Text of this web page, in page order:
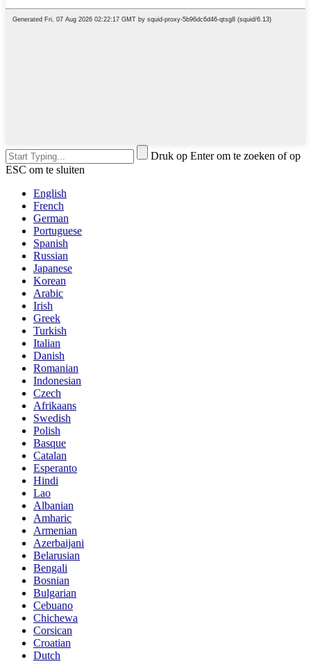
Druk op Enter om te zoeken of op
ESC om te sluiten
English
French
German
Portuguese
Spanish
Russian
Japanese
Korean
Arabic
Irish
Greek
Turkish
Italian
Danish
Romanian
Indonesian
Czech
Afrikaans
Swedish
Polish
Basque
Catalan
Esperanto
Hindi
Lao
Albanian
Amharic
Armenian
Azerbaijani
Belarusian
Bengali
Bosnian
Bulgarian
Cebuano
Chichewa
Corsican
Croatian
Dutch